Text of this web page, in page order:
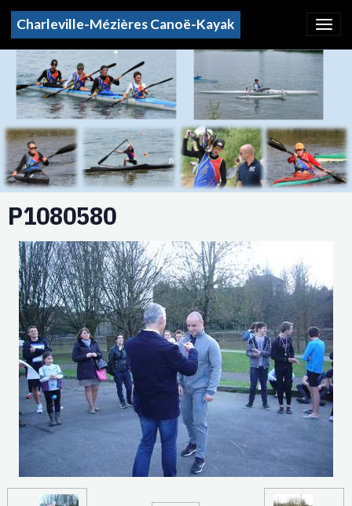
Charleville-Mézières Canoë-Kayak
P1080580